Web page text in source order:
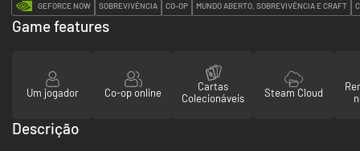
GEFORCE NOW SOBREVIVÊNCIA CO-OP MUNDO ABERTO, SOBREVIVÊNCIA E CRAFT
Game features
Um jogador Co-op online
Cartas
Colecionáveis
Steam Cloud
Descrição